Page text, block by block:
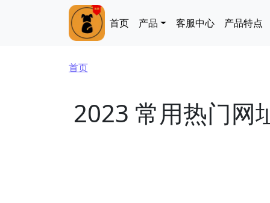
Main navigation
首页 产品 客服中心 产品特点
面包屑
首页
2023 常用热门网